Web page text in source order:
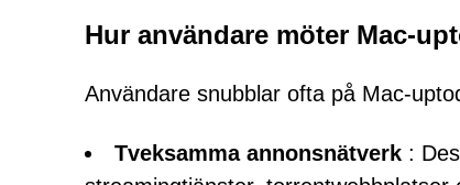
Hur användare möter Mac-
Användare snubblar ofta på Mac-
Tveksamma annonsnätverk :